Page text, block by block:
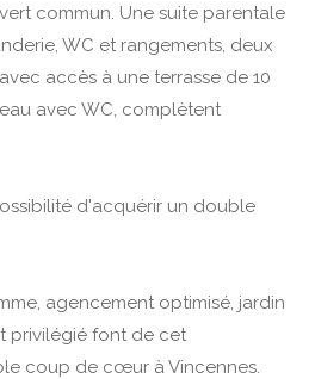
commun. Une suite parentale
WC et rangements, deux
accès à une terrasse de 10
avec WC, complètent
d'acquérir un double
agencement optimisé, jardin
privilégié font de cet
coup de cœur à Vincennes.